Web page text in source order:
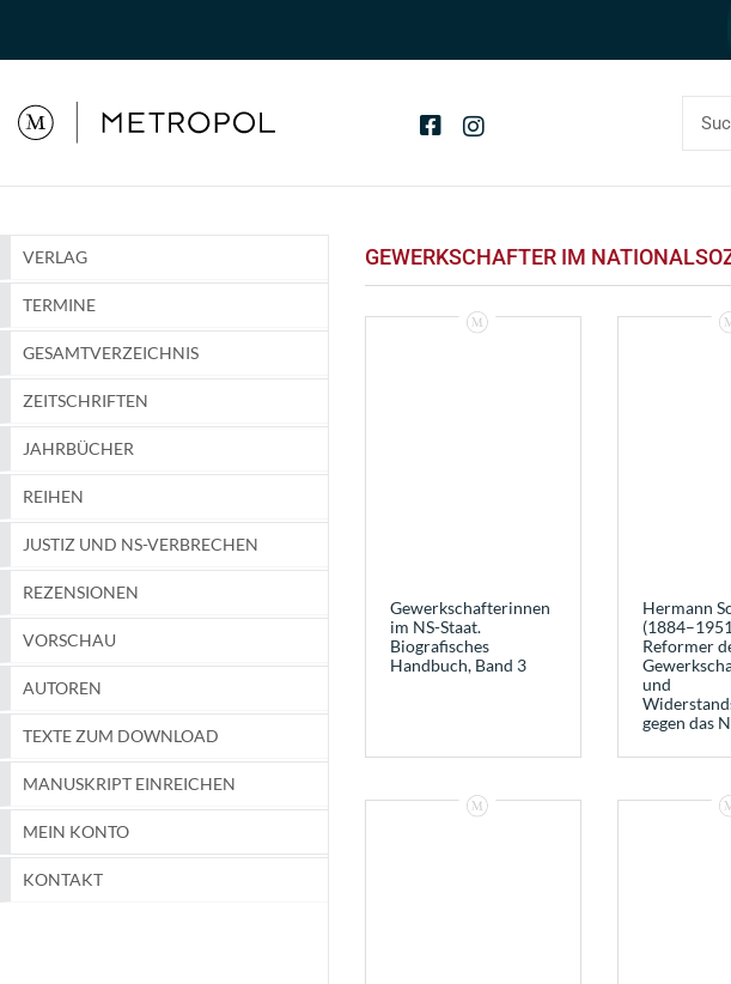
VERLAG
TERMINE
GESAMTVERZEICHNIS
ZEITSCHRIFTEN
JAHRBÜCHER
REIHEN
JUSTIZ UND NS-VERBRECHEN
REZENSIONEN
VORSCHAU
AUTOREN
TEXTE ZUM DOWNLOAD
MANUSKRIPT EINREICHEN
MEIN KONTO
KONTAKT
GEWERKSCHAFTER IM
Gewerkschafterinnen
im NS-Staat.
Biografisches
Handbuch, Band 3
Hermann
Reformer
und
gegen das